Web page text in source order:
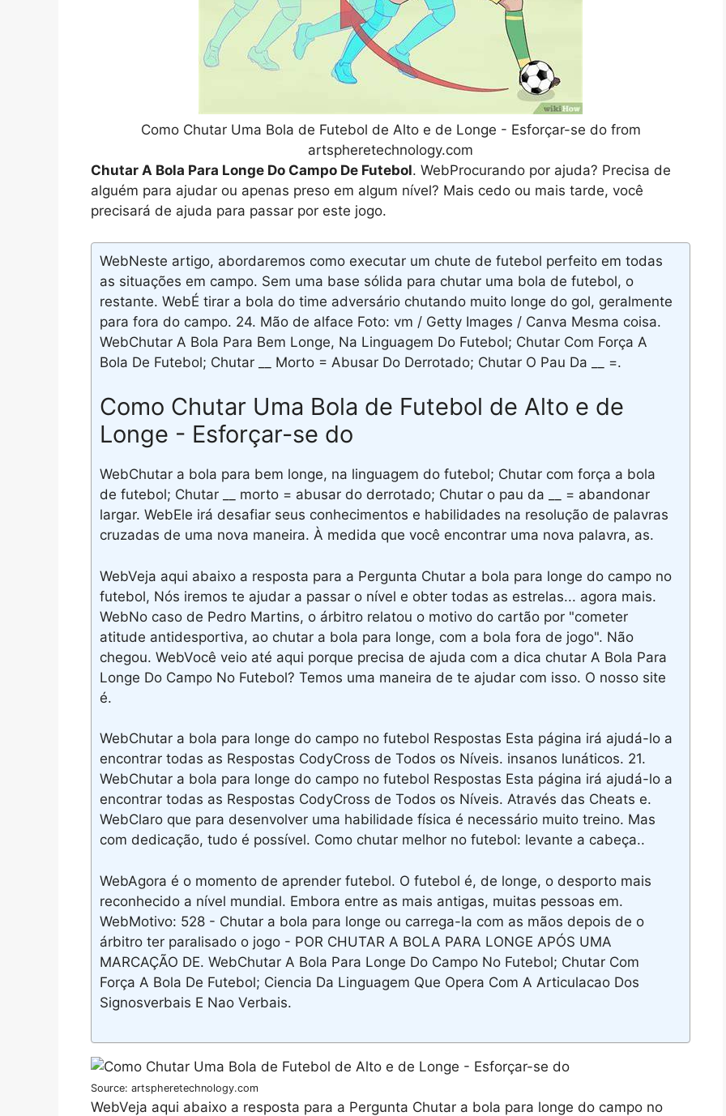
Como Chutar Uma Bola de Futebol de Alto e de Longe - Esforçar-se do from
artspheretechnology.com
Chutar A Bola Para Longe Do Campo De Futebol. WebProcurando por ajuda? Precisa de
alguém para ajudar ou apenas preso em algum nível? Mais cedo ou mais tarde, você
precisará de ajuda para passar por este jogo.
WebNeste artigo, abordaremos como executar um chute de futebol perfeito em todas
as situações em campo. Sem uma base sólida para chutar uma bola de futebol, o
restante. WebÉ tirar a bola do time adversário chutando muito longe do gol, geralmente
para fora do campo. 24. Mão de alface Foto: vm / Getty Images / Canva Mesma coisa.
WebChutar A Bola Para Bem Longe, Na Linguagem Do Futebol; Chutar Com Força A
Bola De Futebol; Chutar __ Morto = Abusar Do Derrotado; Chutar O Pau Da __ =.
Como Chutar Uma Bola de Futebol de Alto e de
Longe - Esforçar-se do
WebChutar a bola para bem longe, na linguagem do futebol; Chutar com força a bola
de futebol; Chutar __ morto = abusar do derrotado; Chutar o pau da __ = abandonar
largar. WebEle irá desafiar seus conhecimentos e habilidades na resolução de palavras
cruzadas de uma nova maneira. À medida que você encontrar uma nova palavra, as.
WebVeja aqui abaixo a resposta para a Pergunta Chutar a bola para longe do campo no
futebol, Nós iremos te ajudar a passar o nível e obter todas as estrelas... agora mais.
WebNo caso de Pedro Martins, o árbitro relatou o motivo do cartão por "cometer
atitude antidesportiva, ao chutar a bola para longe, com a bola fora de jogo". Não
chegou. WebVocê veio até aqui porque precisa de ajuda com a dica chutar A Bola Para
Longe Do Campo No Futebol? Temos uma maneira de te ajudar com isso. O nosso site
é.
WebChutar a bola para longe do campo no futebol Respostas Esta página irá ajudá-lo a
encontrar todas as Respostas CodyCross de Todos os Níveis. insanos lunáticos. 21.
WebChutar a bola para longe do campo no futebol Respostas Esta página irá ajudá-lo a
encontrar todas as Respostas CodyCross de Todos os Níveis. Através das Cheats e.
WebClaro que para desenvolver uma habilidade física é necessário muito treino. Mas
com dedicação, tudo é possível. Como chutar melhor no futebol: levante a cabeça..
WebAgora é o momento de aprender futebol. O futebol é, de longe, o desporto mais
reconhecido a nível mundial. Embora entre as mais antigas, muitas pessoas em.
WebMotivo: 528 - Chutar a bola para longe ou carrega-la com as mãos depois de o
árbitro ter paralisado o jogo - POR CHUTAR A BOLA PARA LONGE APÓS UMA
MARCAÇÃO DE. WebChutar A Bola Para Longe Do Campo No Futebol; Chutar Com
Força A Bola De Futebol; Ciencia Da Linguagem Que Opera Com A Articulacao Dos
Signosverbais E Nao Verbais.
Source: artspheretechnology.com
WebVeja aqui abaixo a resposta para a Pergunta Chutar a bola para longe do campo no